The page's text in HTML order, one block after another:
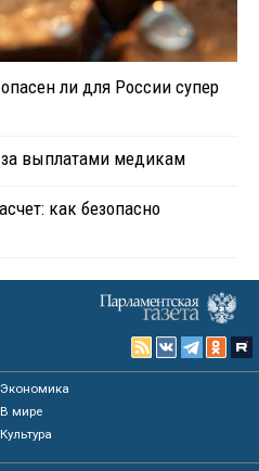
ли для России супер
выплатами медикам
как безопасно
Экономика
В мире
Культура